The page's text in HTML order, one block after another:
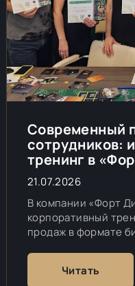
Современный
сотрудников:
тренинг в
21.07.2026
В компании «Форт
корпоративный
продаж в формате
Читать